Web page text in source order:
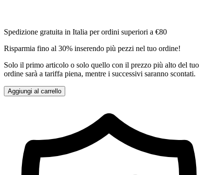
Spedizione gratuita in Italia per ordini superiori a €80
Risparmia fino al 30% inserendo più pezzi nel tuo ordine!
Solo il primo articolo o solo quello con il prezzo più alto del tuo
ordine sarà a tariffa piena, mentre i successivi saranno scontati.
Aggiungi al carrello